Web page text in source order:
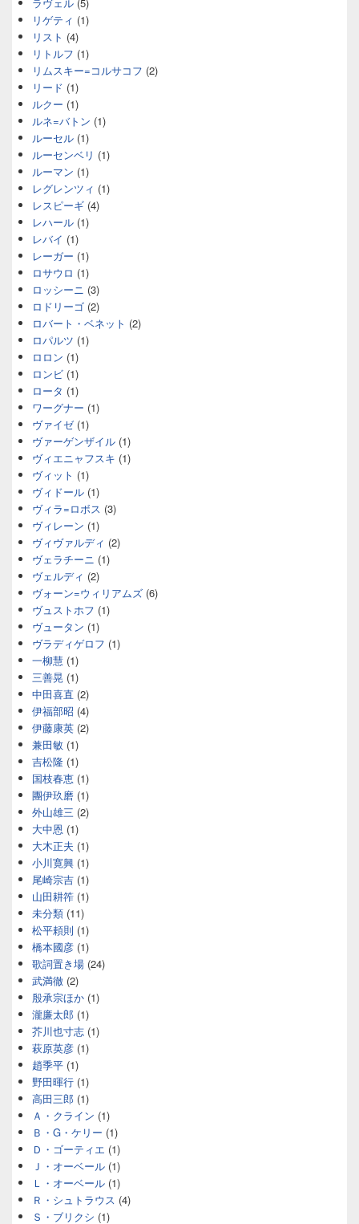
ラヴェル (5)
リゲティ (1)
リスト (4)
リトルフ (1)
リムスキー=コルサコフ (2)
リード (1)
ルクー (1)
ルネ=バトン (1)
ルーセル (1)
ルーセンベリ (1)
ルーマン (1)
レグレンツィ (1)
レスピーギ (4)
レハール (1)
レバイ (1)
レーガー (1)
ロサウロ (1)
ロッシーニ (3)
ロドリーゴ (2)
ロバート・ベネット (2)
ロパルツ (1)
ロロン (1)
ロンビ (1)
ロータ (1)
ワーグナー (1)
ヴァイゼ(1)
ヴァーゲンザイル (1)
ヴィエニャフスキ (1)
ヴィット (1)
ヴィドール (1)
ヴィラ=ロボス (3)
ヴィレーン (1)
ヴィヴァルディ (2)
ヴェラチーニ (1)
ヴェルディ (2)
ヴォーン=ウィリアムズ (6)
ヴュストホフ (1)
ヴュータン (1)
ヴラディゲロフ (1)
一柳慧 (1)
三善晃 (1)
中田喜直 (2)
伊福部昭 (4)
伊藤康英 (2)
兼田敏 (1)
吉松隆 (1)
国枝春恵 (1)
團伊玖磨 (1)
外山雄三 (2)
大中恩 (1)
大木正夫 (1)
小川寛興 (1)
尾崎宗吉 (1)
山田耕筰 (1)
未分類 (11)
松平頼則 (1)
橋本國彦 (1)
歌詞置き場 (24)
武満徹 (2)
殷承宗ほか (1)
瀧廉太郎 (1)
芥川也寸志 (1)
萩原英彦 (1)
趙季平 (1)
野田暉行 (1)
高田三郎 (1)
Ａ・クライン (1)
Ｂ・G・ケリー (1)
Ｄ・ゴーティエ (1)
Ｊ・オーベール (1)
Ｌ・オーベール (1)
Ｒ・シュトラウス (4)
Ｓ・ブリクシ (1)